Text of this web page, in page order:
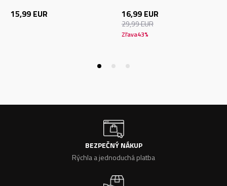
15,99 EUR 16,99 EUR
29,99EUR
Zľava43%
BEZPEČNÝ NÁKUP
Rýchla a jednoduchá platba